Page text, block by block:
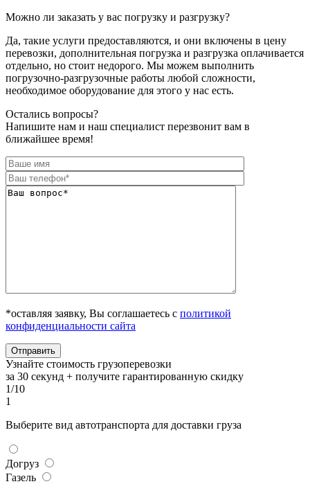
Можно ли заказать у вас погрузку и разгрузку?
Да, такие услуги предоставляются, и они включены в цену
перевозки, дополнительная погрузка и разгрузка оплачивается
отдельно, но стоит недорого. Мы можем выполнить
погрузочно-разгрузочные работы любой сложности,
необходимое оборудование для этого у нас есть.
Остались вопросы?
Напишите нам и наш специалист перезвонит вам в
ближайшее время!
*оставляя заявку, Вы соглашаетесь с политикой
конфиденциальности сайта
Узнайте стоимость грузоперевозки
за 30 секунд + получите гарантированную скидку
1/10
1
Выберите вид автотранспорта для доставки груза
Догруз
Газель